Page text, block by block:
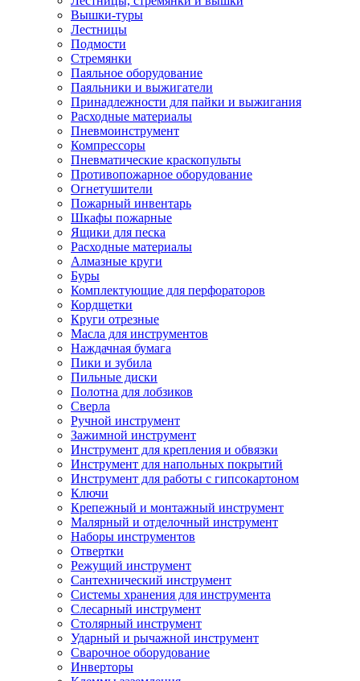
Вышки-туры
Лестницы
Подмости
Стремянки
Паяльное оборудование
Паяльники и выжигатели
Принадлежности для пайки и выжигания
Расходные материалы
Пневмоинструмент
Компрессоры
Пневматические краскопульты
Противопожарное оборудование
Огнетушители
Пожарный инвентарь
Шкафы пожарные
Ящики для песка
Расходные материалы
Алмазные круги
Буры
Комплектующие для перфораторов
Кордщетки
Круги отрезные
Масла для инструментов
Наждачная бумага
Пики и зубила
Пильные диски
Полотна для лобзиков
Сверла
Ручной инструмент
Зажимной инструмент
Инструмент для крепления и обвязки
Инструмент для напольных покрытий
Инструмент для работы с гипсокартоном
Ключи
Крепежный и монтажный инструмент
Малярный и отделочный инструмент
Наборы инструментов
Отвертки
Режущий инструмент
Сантехнический инструмент
Системы хранения для инструмента
Слесарный инструмент
Столярный инструмент
Ударный и рычажной инструмент
Сварочное оборудование
Инверторы